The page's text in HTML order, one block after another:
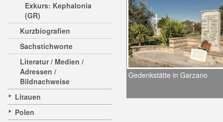
Exkurs: Kephalonia
(GR)
Kurzbiografien
Sachstichworte
Literatur / Medien /
Adressen /
Bildnachweise
Litauen
Polen
Gedenkstätte in Garzano